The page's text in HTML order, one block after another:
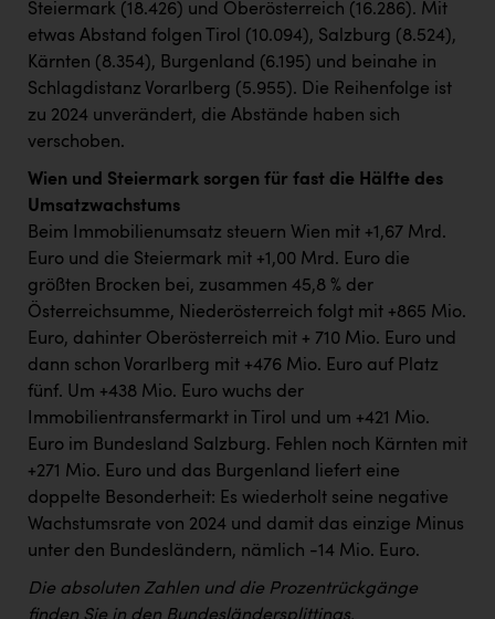
Steiermark (18.426) und Oberösterreich (16.286). Mit
etwas Abstand folgen Tirol (10.094), Salzburg (8.524),
Kärnten (8.354), Burgenland (6.195) und beinahe in
Schlagdistanz Vorarlberg (5.955). Die Reihenfolge ist
zu 2024 unverändert, die Abstände haben sich
verschoben.
Wien und Steiermark sorgen für fast die Hälfte des
Umsatzwachstums
Beim Immobilienumsatz steuern Wien mit +1,67 Mrd.
Euro und die Steiermark mit +1,00 Mrd. Euro die
größten Brocken bei, zusammen 45,8 % der
Österreichsumme, Niederösterreich folgt mit +865 Mio.
Euro, dahinter Oberösterreich mit + 710 Mio. Euro und
dann schon Vorarlberg mit +476 Mio. Euro auf Platz
fünf. Um +438 Mio. Euro wuchs der
Immobilientransfermarkt in Tirol und um +421 Mio.
Euro im Bundesland Salzburg. Fehlen noch Kärnten mit
+271 Mio. Euro und das Burgenland liefert eine
doppelte Besonderheit: Es wiederholt seine negative
Wachstumsrate von 2024 und damit das einzige Minus
unter den Bundesländern, nämlich -14 Mio. Euro.
Die absoluten Zahlen und die Prozentrückgänge